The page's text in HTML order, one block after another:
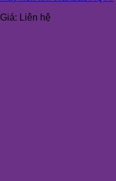
Giá: Liên hệ